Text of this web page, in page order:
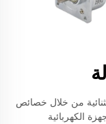
فولت قيمة استثنائية من خلال خصائص
الكهربائية